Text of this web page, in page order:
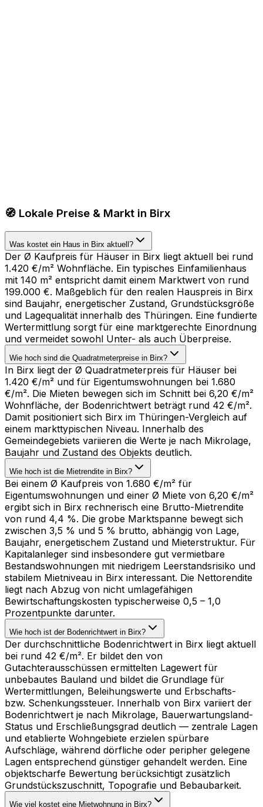
🧭 Lokale Preise & Markt in Birx
Was kostet ein Haus in Birx aktuell?
Der Ø Kaufpreis für Häuser in Birx liegt aktuell bei rund
1.420 €/m² Wohnfläche. Ein typisches Einfamilienhaus
mit 140 m² entspricht damit einem Marktwert von rund
199.000 €. Maßgeblich für den realen Hauspreis in Birx
sind Baujahr, energetischer Zustand, Grundstücksgröße
und Lagequalität innerhalb des Thüringen. Eine fundierte
Wertermittlung sorgt für eine marktgerechte Einordnung
und vermeidet sowohl Unter- als auch Überpreise.
Wie hoch sind die Quadratmeterpreise in Birx?
In Birx liegt der Ø Quadratmeterpreis für Häuser bei
1.420 €/m² und für Eigentumswohnungen bei 1.680
€/m². Die Mieten bewegen sich im Schnitt bei 6,20 €/m²
Wohnfläche, der Bodenrichtwert beträgt rund 42 €/m².
Damit positioniert sich Birx im Thüringen-Vergleich auf
einem markttypischen Niveau. Innerhalb des
Gemeindegebiets variieren die Werte je nach Mikrolage,
Baujahr und Zustand des Objekts deutlich.
Wie hoch ist die Mietrendite in Birx?
Bei einem Ø Kaufpreis von 1.680 €/m² für
Eigentumswohnungen und einer Ø Miete von 6,20 €/m²
ergibt sich in Birx rechnerisch eine Brutto-Mietrendite
von rund 4,4 %. Die grobe Marktspanne bewegt sich
zwischen 3,5 % und 5 % brutto, abhängig von Lage,
Baujahr, energetischem Zustand und Mieterstruktur. Für
Kapitalanleger sind insbesondere gut vermietbare
Bestandswohnungen mit niedrigem Leerstandsrisiko und
stabilem Mietniveau in Birx interessant. Die Nettorendite
liegt nach Abzug von nicht umlagefähigen
Bewirtschaftungskosten typischerweise 0,5 – 1,0
Prozentpunkte darunter.
Wie hoch ist der Bodenrichtwert in Birx?
Der durchschnittliche Bodenrichtwert in Birx liegt aktuell
bei rund 42 €/m². Er bildet den von
Gutachterausschüssen ermittelten Lagewert für
unbebautes Bauland und bildet die Grundlage für
Wertermittlungen, Beleihungswerte und Erbschafts-
bzw. Schenkungssteuer. Innerhalb von Birx variiert der
Bodenrichtwert je nach Mikrolage, Bauerwartungsland-
Status und Erschließungsgrad deutlich — zentrale Lagen
und etablierte Wohngebiete erzielen spürbare
Aufschläge, während dörfliche oder peripher gelegene
Lagen entsprechend günstiger gehandelt werden. Eine
objektscharfe Bewertung berücksichtigt zusätzlich
Grundstückszuschnitt, Topografie und Bebaubarkeit.
Wie viel kostet eine Mietwohnung in Birx?